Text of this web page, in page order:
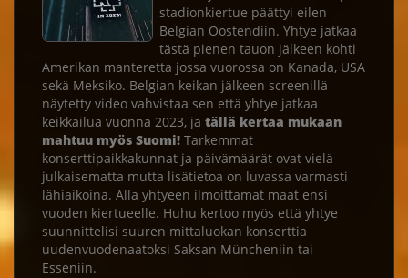
stadionkiertue päättyi eilen
Belgian Oostendiin. Yhtye jatkaa
tästä pienen tauon jälkeen kohti
Amerikan manteretta jossa vuorossa on Kanada, USA
sekä Meksiko. Belgian keikan jälkeen screenillä
näytetty video vahvistaa sen että yhtye jatkaa
keikkailua vuonna 2023, ja tällä kertaa mukaan
mahtuu myös Suomi! Tarkemmat
konserttipaikkakunnat ja päivämäärät ovat vielä
julkaisematta mutta lisätietoa on luvassa varmasti
lähiaikoina. Alla yhtyeen ilmoittamat maat ensi
vuoden kiertueelle. Huhu kertoo myös että yhtye
suunnittelisi suuren mittaluokan konserttia
uudenvuodenaatoksi Saksan Müncheniin tai
Esseniin.